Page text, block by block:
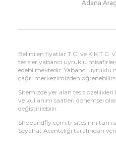
Adana
Belirtilen fiyatlar T.C. ve K.K.T.C.
tesisler yabancı uyruklu
edebilmektedir. Yabancı uyruklu
çağrı merkezimizden
Sitemizde yer alan tesis
ve kullanım saatleri dönemsel
değiştirilebilir.
Shopandfly.com.tr sitesinin tüm
Seyahat Acenteliği tarafından